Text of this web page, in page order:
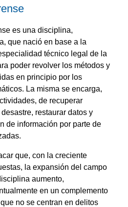
es una disciplina,
que nació en base a la
técnico legal de la
poder revolver los métodos y
en principio por los
La misma se encarga,
de recuperar
restaurar datos y
de información por parte de
que, con la creciente
la expansión del campo
aumento,
en un complemento
no se centran en delitos